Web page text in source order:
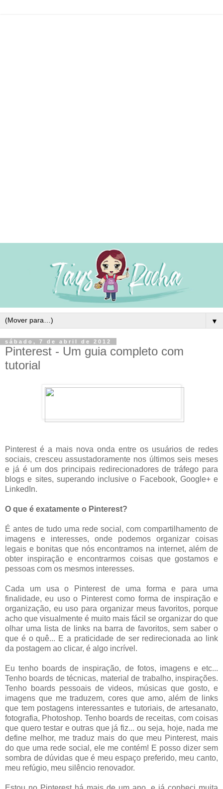
▼
sábado, 7 de abril de 2012
Pinterest - Um guia completo com
tutorial
Pinterest é a mais nova onda entre os usuários de redes
sociais, cresceu assustadoramente nos últimos seis meses
e já é um dos principais redirecionadores de tráfego para
blogs e sites, superando inclusive o Facebook, Google+ e
LinkedIn.
O que é exatamente o Pinterest?
É antes de tudo uma rede social, com compartilhamento de
imagens e interesses, onde podemos organizar coisas
legais e bonitas que nós encontramos na internet, além de
obter inspiração e encontrarmos coisas que gostamos e
pessoas com os mesmos interesses.
Cada um usa o Pinterest de uma forma e para uma
finalidade, eu uso o Pinterest como forma de inspiração e
organização, eu uso para organizar meus favoritos, porque
acho que visualmente é muito mais fácil se organizar do que
olhar uma lista de links na barra de favoritos, sem saber o
que é o quê... E a praticidade de ser redirecionada ao link
da postagem ao clicar, é algo incrível.
Eu tenho boards de inspiração, de fotos, imagens e etc...
Tenho boards de técnicas, material de trabalho, inspirações.
Tenho boards pessoais de videos, músicas que gosto, e
imagens que me traduzem, cores que amo, além de links
que tem postagens interessantes e tutoriais, de artesanato,
fotografia, Photoshop. Tenho boards de receitas, com coisas
que quero testar e outras que já fiz... ou seja, hoje, nada me
define melhor, me traduz mais do que meu Pinterest, mais
do que uma rede social, ele me contém! E posso dizer sem
sombra de dúvidas que é meu espaço preferido, meu canto,
meu refúgio, meu silêncio renovador.